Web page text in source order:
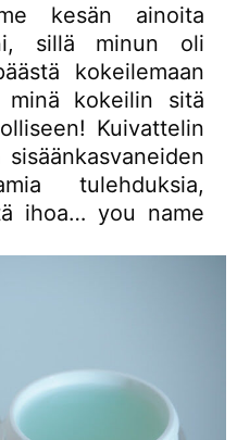
kesän ainoita
sillä minun oli
kokeilemaan
minä kokeilin sitä
Kuivattelin
tulehduksia,
ihoa… you name